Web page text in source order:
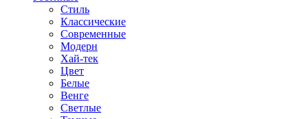
Стиль
Классические
Современные
Модерн
Хай-тек
Цвет
Белые
Венге
Светлые